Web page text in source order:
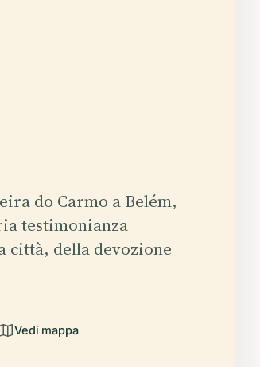
do Carmo a Belém,
testimonianza
città, della devozione
Vedi mappa